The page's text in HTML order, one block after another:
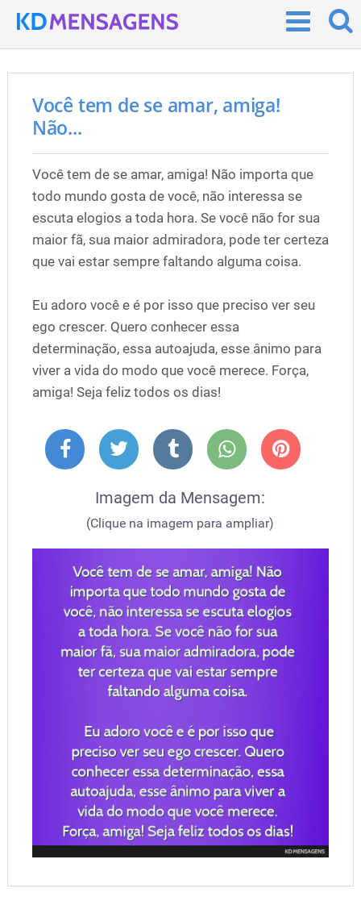
Você tem de se amar, amiga!
Não...
Você tem de se amar, amiga! Não importa que
todo mundo gosta de você, não interessa se
escuta elogios a toda hora. Se você não for sua
maior fã, sua maior admiradora, pode ter certeza
que vai estar sempre faltando alguma coisa.
Eu adoro você e é por isso que preciso ver seu
ego crescer. Quero conhecer essa
determinação, essa autoajuda, esse ânimo para
viver a vida do modo que você merece. Força,
amiga! Seja feliz todos os dias!
Imagem da Mensagem:
(Clique na imagem para ampliar)